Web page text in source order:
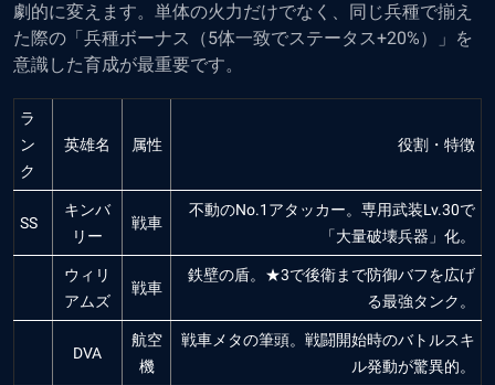
劇的に変えます。単体の火力だけでなく、同じ兵種で揃え
た際の「兵種ボーナス（5体一致でステータス+20%）」を
意識した育成が最重要です。
ラ
ン
ク
英雄名 属性 役割・特徴
SS
キンバ
リー
戦車
不動のNo.1アタッカー。専用武装Lv.30で
「大量破壊兵器」化。
ウィリ
アムズ
戦車
鉄壁の盾。★3で後衛まで防御バフを広げ
る最強タンク。
DVA
航空
機
戦車メタの筆頭。戦闘開始時のバトルスキ
ル発動が驚異的。